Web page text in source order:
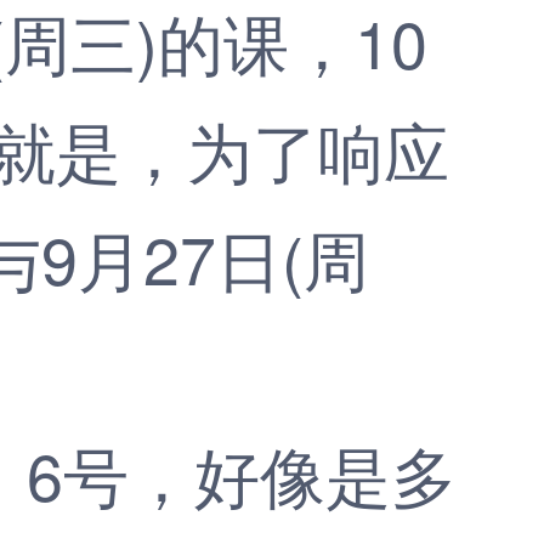
三)的课，10
是，为了响应
9月27日(周
，好像是多